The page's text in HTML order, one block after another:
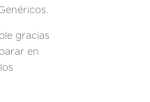
gracias
en